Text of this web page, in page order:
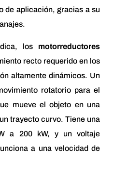
de aplicación, gracias a su
los motorreductores
recto requerido en los
altamente dinámicos. Un
rotatorio para el
mueve el objeto en una
trayecto curvo. Tiene una
a 200 kW, y un voltaje
a una velocidad de